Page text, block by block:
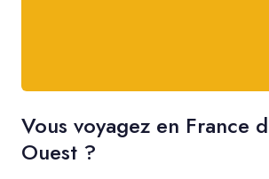
Vous voyagez en France
Ouest ?